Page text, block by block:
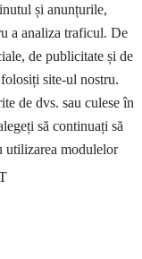
și anunțurile,
a analiza traficul. De
de publicitate și de
site-ul nostru.
de dvs. sau culese în
să continuați să
utilizarea modulelor